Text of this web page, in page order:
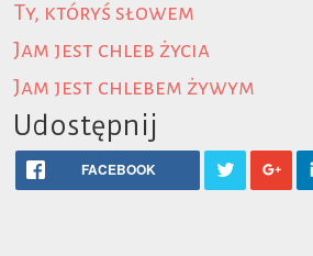
Ty, któryś słowem
Jam jest chleb życia
Jam jest chlebem żywym
Udostępnij
FACEBOOK